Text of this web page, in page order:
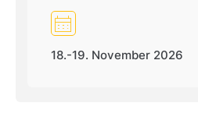
18.-19. November 2026